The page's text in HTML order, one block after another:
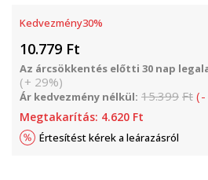
Kedvezmény30%
10.779 Ft
Az árcsökkentés előtti 30 nap
(+ 29%)
Ár kedvezmény nélkül: 15.399 Ft (-
Megtakarítás: 4.620 Ft
Értesítést kérek a leárazásról